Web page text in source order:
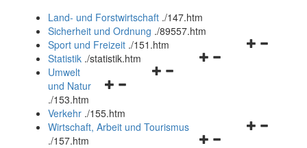
und
schließen
Land- und Forstwirtschaft ./147.htm
Sicherheit und Ordnung ./89557.htm
Navigationsmenü
Sport und Freizeit ./151.htm
Navigationsmenü
Statistik ./statistik.htm
Navigationsmenü
und
schließen
Umwelt
und Natur
./153.htm
Verkehr ./155.htm
Navigationsmenü
Wirtschaft, Arbeit und Tourismus
./157.htm